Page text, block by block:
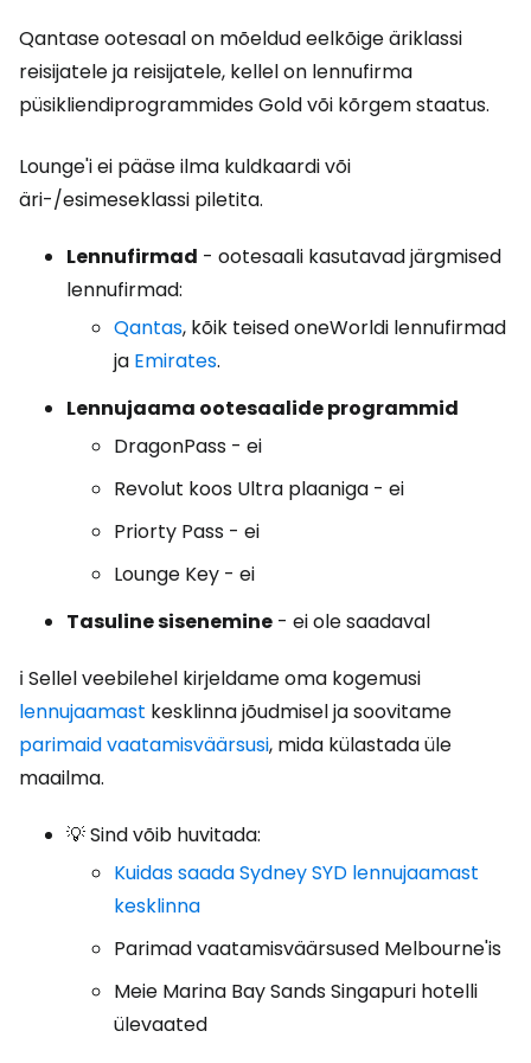
Qantase ootesaal on mõeldud eelkõige äriklassi
reisijatele ja reisijatele, kellel on lennufirma
püsikliendiprogrammides Gold või kõrgem staatus.
Lounge'i ei pääse ilma kuldkaardi või
äri-/esimeseklassi piletita.
Lennufirmad - ootesaali kasutavad järgmised
lennufirmad:
Qantas, kõik teised oneWorldi lennufirmad
ja Emirates.
Lennujaama ootesaalide programmid
DragonPass - ei
Revolut koos Ultra plaaniga - ei
Priorty Pass - ei
Lounge Key - ei
Tasuline sisenemine - ei ole saadaval
ℹ️ Sellel veebilehel kirjeldame oma kogemusi
lennujaamast kesklinna jõudmisel ja soovitame
parimaid vaatamisväärsusi, mida külastada üle
maailma.
💡 Sind võib huvitada:
Kuidas saada Sydney SYD lennujaamast
kesklinna
Parimad vaatamisväärsused Melbourne'is
Meie Marina Bay Sands Singapuri hotelli
ülevaated